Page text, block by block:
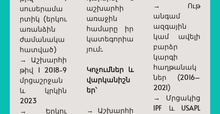
սուսերամա
րտիկ (երկու
առանձին
ժամանակա
հատված)
→ Աշխարհի
թիվ 1 2018-9
մրցաշրջան
և կրկին
2023
→ Երկու
աշխարհի
առաջին
համարը իր
կատեգորիա
յում:.
Կոչումներ և
վարկանիշն
եր՝
→ Աշխարհի
→ Ութ
անգամ
ազգային
կամ ավելի
բարձր
կարգի
հաղթանակ
ներ (2016–
2021)
→ Մրցակից
IPF և USAPL